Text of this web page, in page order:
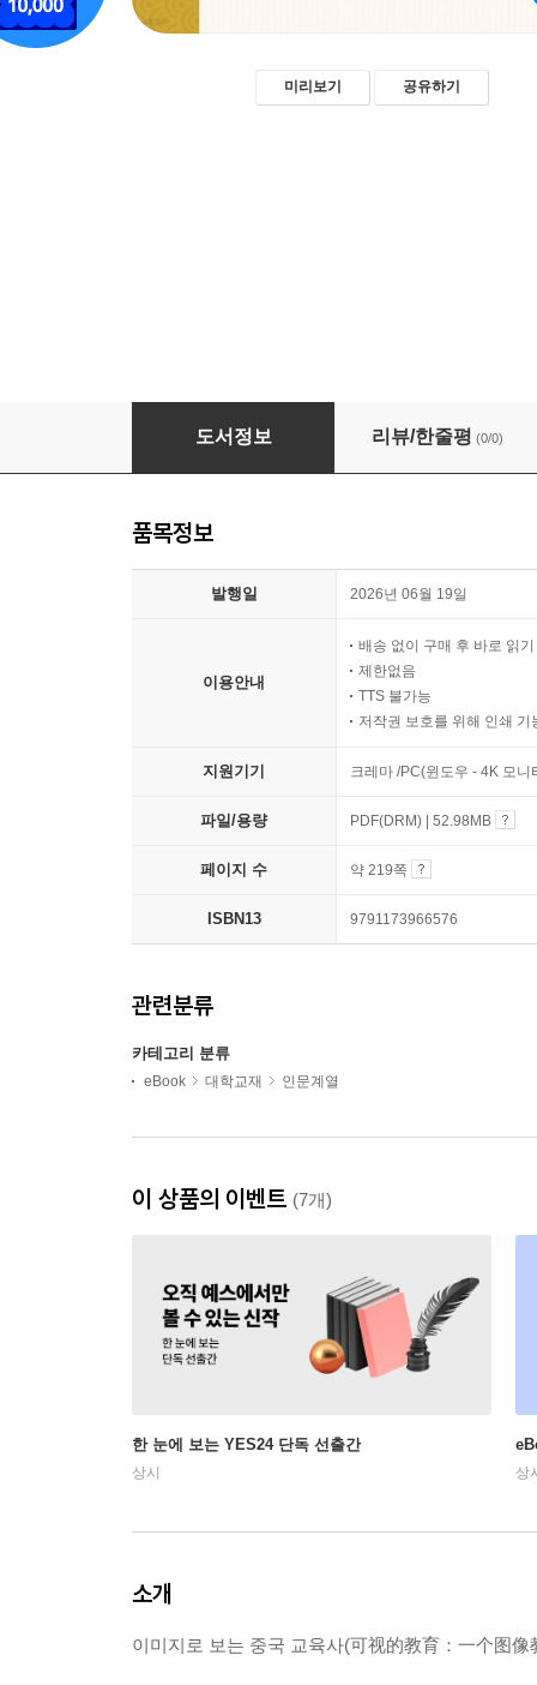
미리보기 공유하기
이미지로 보는 중국 교육사(可?的?育：一??像
도서정보 리뷰/한줄평 (0/0)
품목정보
발행일 2026년 06월 19일
이용안내
배송 없이 구매 후 바로 읽기
제한없음
TTS 불가능
저작권 보호를 위해 인쇄 기
지원기기 크레마 /PC(윈도우 - 4K 모
파일/용량 PDF(DRM) | 52.98MB
페이지 수 약 219쪽
ISBN13 9791173966576
관련분류
카테고리 분류
eBook 대학교재 인문계열
이 상품의 이벤트 (7개)
한 눈에 보는 YES24 단독 선출간
상시 상
소개
이미지로 보는 중국 교육사(可视的教育：一个图像